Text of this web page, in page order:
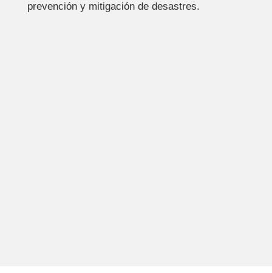
prevención y mitigación de desastres.